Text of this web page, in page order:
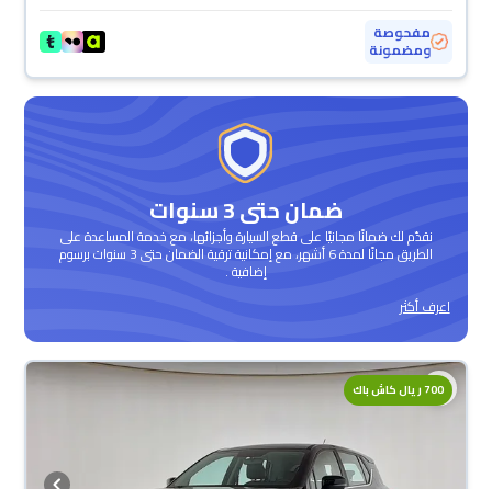
مفحوصة
ومضمونة
ضمان حتى 3 سنوات
نقدّم لك ضمانًا مجانيًا على قطع السيارة وأجزائها، مع خدمة المساعدة على
الطريق مجانًا لمدة 6 أشهر، مع إمكانية ترقية الضمان حتى 3 سنوات برسوم
إضافية .
اعرف أكثر
700 ريال كاش باك